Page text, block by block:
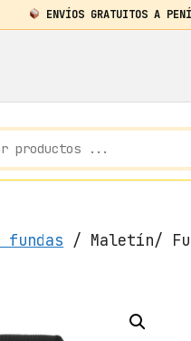
ENVÍOS GRATUITOS A
/ Maletín/